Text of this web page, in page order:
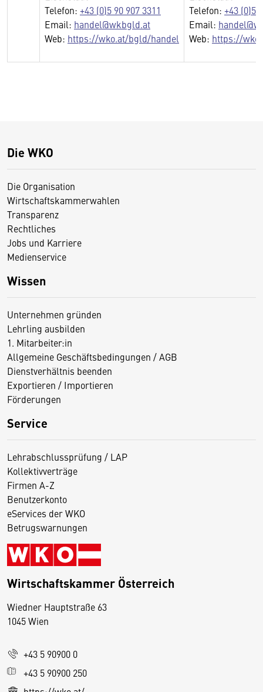
Telefon: +43 (0)5 90 907 3311
Email: handel@wkbgld.at
Web: https://wko.at/bgld/handel
Telefon: +43 (0)5
Email:
Web: https://
Die WKO
Die Organisation
Wirtschaftskammerwahlen
Transparenz
Rechtliches
Jobs und Karriere
Medienservice
Wissen
Unternehmen gründen
Lehrling ausbilden
1. Mitarbeiter:in
Allgemeine Geschäftsbedingungen / AGB
Dienstverhältnis beenden
Exportieren / Importieren
Förderungen
Service
Lehrabschlussprüfung / LAP
Kollektivverträge
Firmen A-Z
Benutzerkonto
eServices der WKO
Betrugswarnungen
Wirtschaftskammer Österreich
Wiedner Hauptstraße 63
1045 Wien
+43 5 90900 0
+43 5 90900 250
D
s
e
S